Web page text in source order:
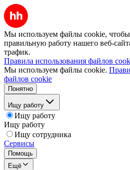
Мы используем файлы cookie, чтобы
правильную работу нашего веб-
трафик.
Правила использования файлов
Мы используем файлы cookie.
файлов cookie
Понятно
Ищу работу
Ищу работу
Ищу работу
Ищу сотрудника
Сервисы
Помощь
Ещё